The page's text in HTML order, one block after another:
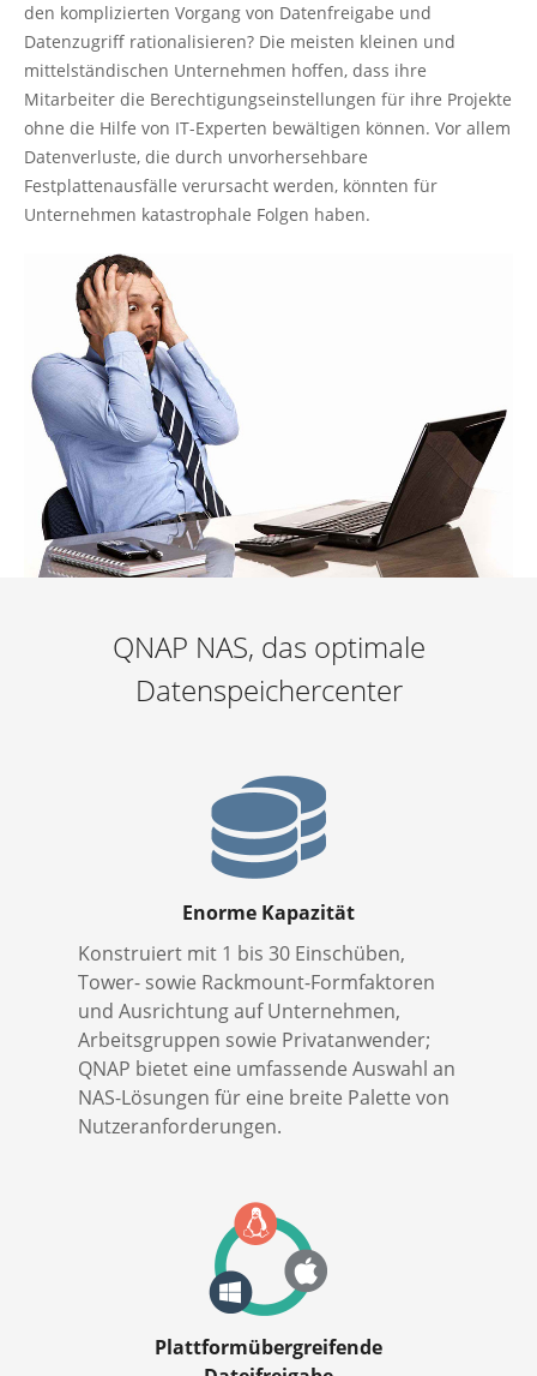
den komplizierten Vorgang von Datenfreigabe und
Datenzugriff rationalisieren? Die meisten kleinen und
mittelständischen Unternehmen hoffen, dass ihre
Mitarbeiter die Berechtigungseinstellungen für ihre Projekte
ohne die Hilfe von IT-Experten bewältigen können. Vor allem
Datenverluste, die durch unvorhersehbare
Festplattenausfälle verursacht werden, könnten für
Unternehmen katastrophale Folgen haben.
QNAP NAS, das optimale
Datenspeichercenter
Enorme Kapazität
Konstruiert mit 1 bis 30 Einschüben,
Tower- sowie Rackmount-Formfaktoren
und Ausrichtung auf Unternehmen,
Arbeitsgruppen sowie Privatanwender;
QNAP bietet eine umfassende Auswahl an
NAS-Lösungen für eine breite Palette von
Nutzeranforderungen.
Plattformübergreifende